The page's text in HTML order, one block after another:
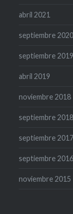
abril 2021
septiembre 2020
septiembre 2019
abril 2019
noviembre 2018
septiembre 2018
septiembre 2017
septiembre 2016
noviembre 2015